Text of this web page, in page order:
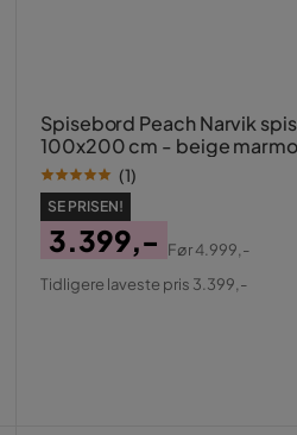
Spisebord Peach Narvik
100x200 cm - beige
Beige
(1)
SE PRISEN!
Pris
3.399,-
Original
Før4.999,-
Tidligere laveste pris 3.399,-